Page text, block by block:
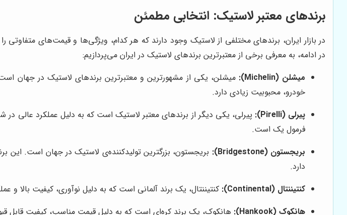
برندهای معتبر لاستیک: انتخابی مطمئن
در بازار ایران، برندهای مختلفی از لاستیک وجود دارند که هر کدام، ویژگی‌ها و قیمت‌های
در ادامه، به معرفی برخی از معتبرترین برندهای لاستیک در ایران می‌پردازیم:
میشلن (Michelin):
میشلن، یکی از مشهورترین و معتبرترین برندهای لاستیک در جهان است.
خودرو، محبوبیت زیادی دارد.
پیرلی (Pirelli):
پیرلی، یکی دیگر از برندهای معتبر لاستیک است که به دلیل عملکرد عالی
فرمول یک است.
بریجستون (Bridgestone):
بریجستون، بزرگترین تولیدکننده‌ی لاستیک در جهان است. این
دارد.
کنتیننتال (Continental):
کنتیننتال، یک برند آلمانی است که به دلیل نوآوری، کیفیت
هانکوک (Hankook):
هانکوک، یک برند کره‌ای است که به دلیل قیمت مناسب، کیفیت قابل